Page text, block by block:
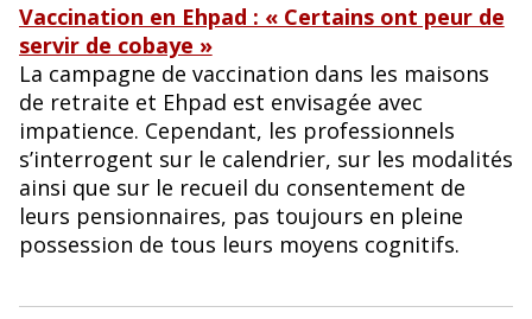
Vaccination en Ehpad : « Certains ont peur de
servir de cobaye »
La campagne de vaccination dans les maisons
de retraite et Ehpad est envisagée avec
impatience. Cependant, les professionnels
s’interrogent sur le calendrier, sur les modalités
ainsi que sur le recueil du consentement de
leurs pensionnaires, pas toujours en pleine
possession de tous leurs moyens cognitifs.